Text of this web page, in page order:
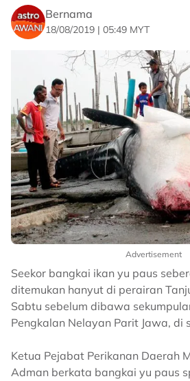
Bernama
18/08/2019 | 05:49 MYT
Advertisement
Seekor bangkai ikan yu paus
ditemukan hanyut di perairan
Sabtu sebelum dibawa
Pengkalan Nelayan Parit Jawa, di
Ketua Pejabat Perikanan Daerah
Adman berkata bangkai yu paus